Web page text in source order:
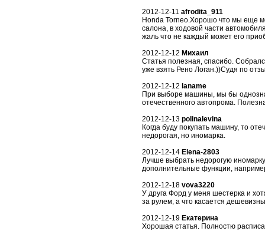
2012-12-11 afrodita_911
Honda Torneo.Хорошо что мы еще
салона, в ходовой части
жаль что не каждый может его
2012-12-12 Михаил
Статья полезная, спасибо.
уже взять Рено Логан.))Судя по
2012-12-12 laname
При выборе машины, мы бы
отечественного автопрома.
2012-12-13 polinalevina
Когда буду покупать машину, то
недорогая, но иномарка.
2012-12-14 Elena-2803
Лучше выбрать недорогую
дополнительные функции,
2012-12-18 vova3220
У друга Форд у меня шестерка и
за рулем, а что касается
2012-12-19 Екатерина
Хорошая статья. Полностю